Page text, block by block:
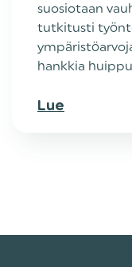
suosiotaan
tutkitusti
hankkia
Lue